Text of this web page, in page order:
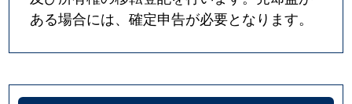
みどりの中央
3,100万円
みどりの
みどりの南
3,500万円
みどりの
みどりの南
3,400万円
みどりの
ある場合には、確定申告が必要となります。